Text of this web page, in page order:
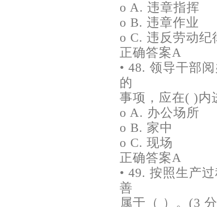
o A. 违章指挥
o B. 违章作业
o C. 违反劳动纪
正确答案A
• 48. 领导干部
的
事项，应在( )内
o A. 办公场所
o B. 家中
o C. 现场
正确答案A
• 49. 按照生产
善
属于（ ）。(3